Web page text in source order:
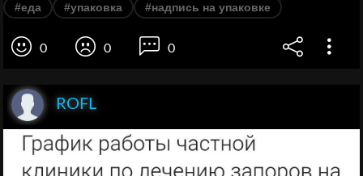
#еда #упаковка #надпись на упаковке
0 0 0
ROFL